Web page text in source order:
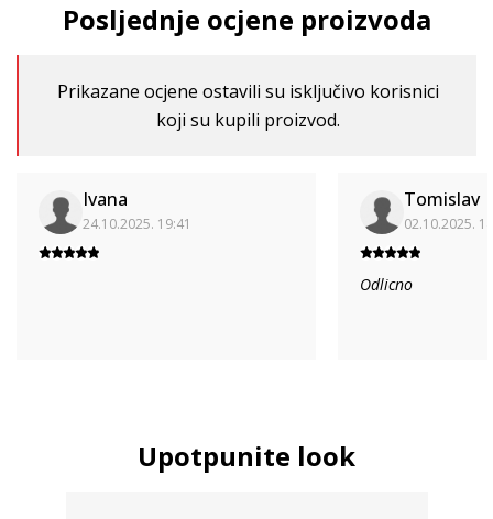
Posljednje ocjene proizvoda
Prikazane ocjene ostavili su isključivo korisnici
koji su kupili proizvod.
Ivana
24.10.2025. 19:41
Tomislav
02.10.2025.
Odlicno
Upotpunite look